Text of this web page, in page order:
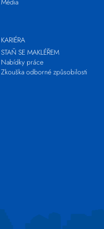
Média
KARIÉRA
STAŇ SE MAKLÉŘEM
Nabídky práce
Zkouška odborné způsobilosti